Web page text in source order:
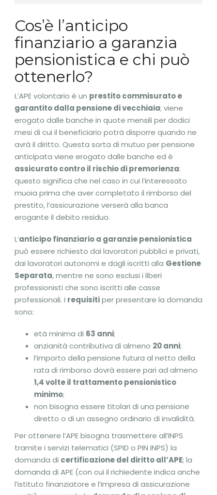
Cos’è l’anticipo
finanziario a garanzia
pensionistica e chi può
ottenerlo?
L’APE volontario è un prestito commisurato e
garantito dalla pensione di vecchiaia; viene
erogato dalle banche in quote mensili per dodici
mesi di cui il beneficiario potrà disporre quando ne
avrà il diritto. Questa sorta di mutuo per pensione
anticipata viene erogato dalle banche ed è
assicurato contro il rischio di premorienza:
questo significa che nel caso in cui l’interessato
muoia prima che aver completato il rimborso del
prestito, l’assicurazione verserà alla banca
erogante il debito residuo.
L’anticipo finanziario a garanzie pensionistica
può essere richiesto dai lavoratori pubblici e privati,
dai lavoratori autonomi e dagli iscritti alla Gestione
Separata, mentre ne sono esclusi i liberi
professionisti che sono iscritti alle casse
professionali. I requisitiper presentare la domanda
sono:
età minima di 63 anni;
anzianità contributiva di almeno 20 anni;
l’importo della pensione futura al netto della
rata di rimborso dovrà essere pari ad almeno
1,4 volte il trattamento pensionistico
minimo;
non bisogna essere titolari di una pensione
diretto o di un assegno ordinario di invalidità.
Per ottenere l’APE bisogna trasmettere all’INPS
tramite i servizi telematici (SPID o PIN INPS) la
domanda di certificazione del diritto all’APE; la
domanda di APE (con cui il richiedente indica anche
l’istituto finanziatore e l’impresa di assicurazione